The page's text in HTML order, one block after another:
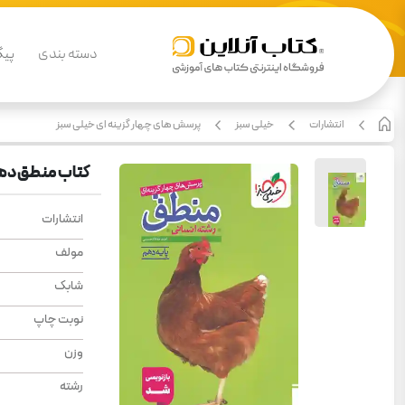
دسته بندی
انتشارات خیلی سبز پرسش های چهار گزینه ای خیلی سبز
کتاب منطق
انتشارات
مولف
شابک
نوبت چاپ
وزن
رشته